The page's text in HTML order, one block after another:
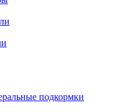
подкормки